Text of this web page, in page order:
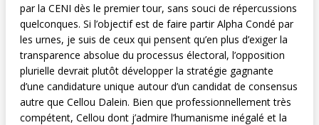
par la CENI dès le premier tour, sans souci de répercussions
quelconques. Si l’objectif est de faire partir Alpha Condé par
les urnes, je suis de ceux qui pensent qu’en plus d’exiger la
transparence absolue du processus électoral, l’opposition
plurielle devrait plutôt développer la stratégie gagnante
d’une candidature unique autour d’un candidat de consensus
autre que Cellou Dalein. Bien que professionnellement très
compétent, Cellou dont j’admire l’humanisme inégalé et la